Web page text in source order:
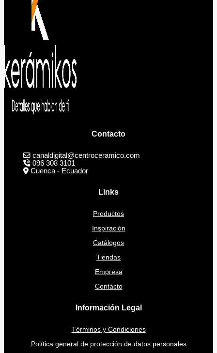
Contacto
canaldigital@centroceramico.com
096 308 3101
Cuenca - Ecuador
Links
Productos
Inspiración
Catálogos
Tiendas
Empresa
Contacto
Información Legal
Términos y Condiciones
Política general de protección de datos personales